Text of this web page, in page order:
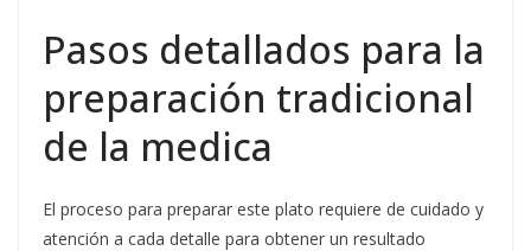
Pasos detallados para la
preparación tradicional
de la medica
El proceso para preparar este plato requiere de cuidado y
atención a cada detalle para obtener un resultado